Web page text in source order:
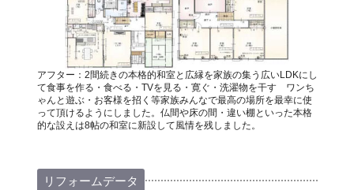
アフター：2間続きの本格的和室と広縁を家族の集う広いLDKにし
て食事を作る・食べる・TVを見る・寛ぐ・洗濯物を干す ワンち
ゃんと遊ぶ・お客様を招く等家族みんなで最高の場所を最幸に使
って頂けるようにしました。仏間や床の間・違い棚といった本格
的な設えは8帖の和室に新設して風情を残しました。
リフォームデータ